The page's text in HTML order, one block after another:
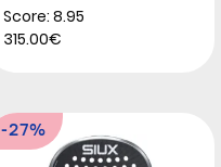
Score: 8.95
315.00€
-27%